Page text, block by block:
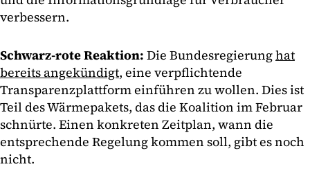
verbessern.
Schwarz-rote Reaktion: Die Bundesregierunghat
bereits angekündigt, eine verpflichtende
Transparenzplattform einführen zu wollen. Dies ist
Teil des Wärmepakets, das die Koalition im Februar
schnürte. Einen konkreten Zeitplan, wann die
entsprechende Regelung kommen soll, gibt es noch
nicht.